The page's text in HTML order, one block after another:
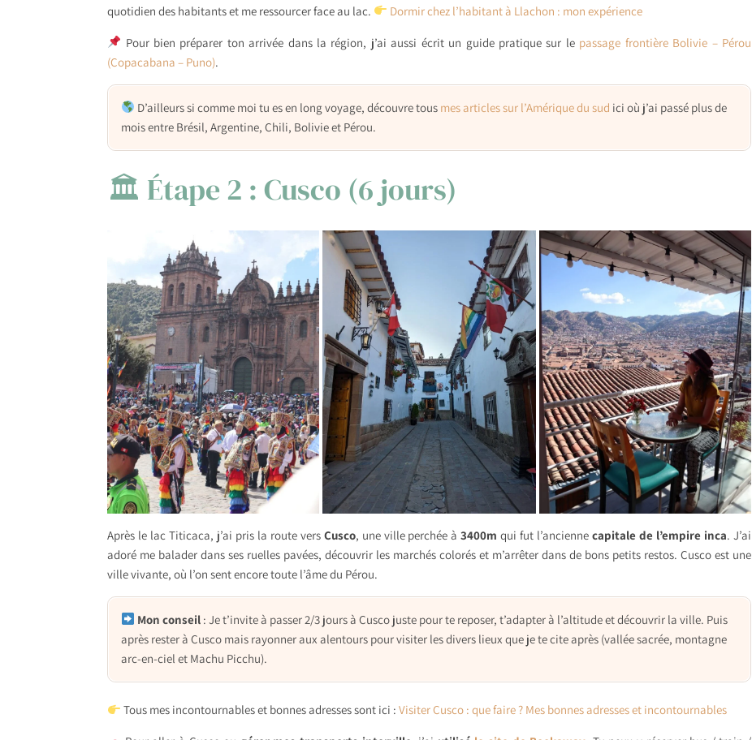
quotidien des habitants et me ressourcer face au lac.
Dormir chez l’habitant à Llachon : mon expérience
Pour bien préparer ton arrivée dans la région, j’ai aussi écrit un guide pratique sur le passage frontière Bolivie – Pérou
(Copacabana – Puno).
D’ailleurs si comme moi tu es en long voyage, découvre tous mes articles sur l’Amérique du sud ici où j’ai passé plus de
mois entre Brésil, Argentine, Chili, Bolivie et Pérou.
🏛 Étape 2 : Cusco (6 jours)
Après le lac Titicaca, j’ai pris la route vers Cusco, une ville perchée à3400mqui fut l’anciennecapitale de l’empire inca. J’ai
adoré me balader dans ses ruelles pavées, découvrir les marchés colorés et m’arrêter dans de bons petits restos. Cusco est une
ville vivante, où l’on sent encore toute l’âme du Pérou.
Mon conseil : Je t’invite à passer 2/3 jours à Cusco juste pour te reposer, t’adapter à l’altitude et découvrir la ville. Puis
après rester à Cusco mais rayonner aux alentours pour visiter les divers lieux que je te cite après (vallée sacrée, montagne
arc-en-ciel et Machu Picchu).
Tous mes incontournables et bonnes adresses sont ici :Visiter Cusco : que faire ? Mes bonnes adresses et incontournables